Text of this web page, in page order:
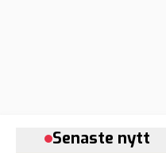
Senaste nytt